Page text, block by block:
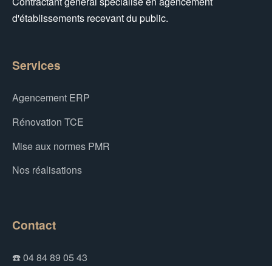
d'établissements recevant du public.
Services
Agencement ERP
Rénovation TCE
Mise aux normes PMR
Nos réalisations
Contact
☎️ 04 84 89 05 43